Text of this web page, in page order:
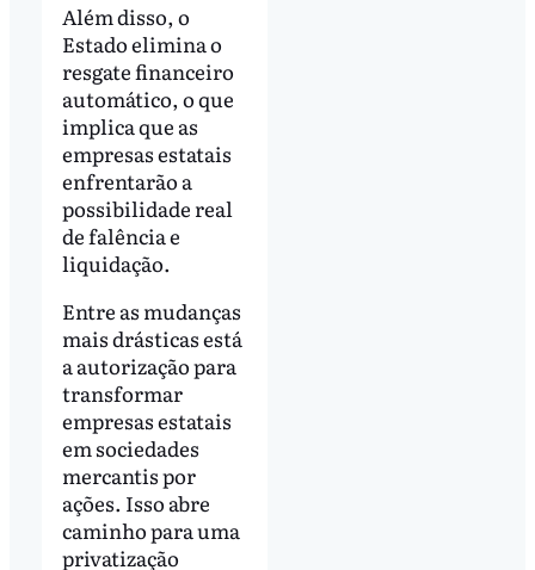
Além disso, o
Estado elimina o
resgate financeiro
automático, o que
implica que as
empresas estatais
enfrentarão a
possibilidade real
de falência e
liquidação.
Entre as mudanças
mais drásticas está
a autorização para
transformar
empresas estatais
em sociedades
mercantis por
ações. Isso abre
caminho para uma
privatização